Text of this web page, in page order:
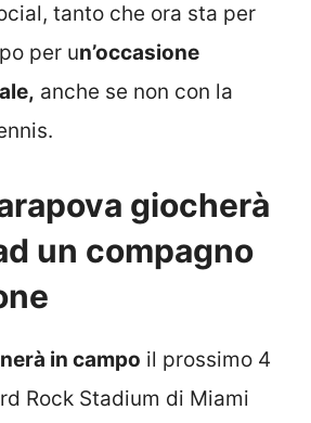
tanto che ora sta per
per un’occasione
anche se non con la
giocherà
un compagno
in campo il prossimo 4
Rock Stadium di Miami